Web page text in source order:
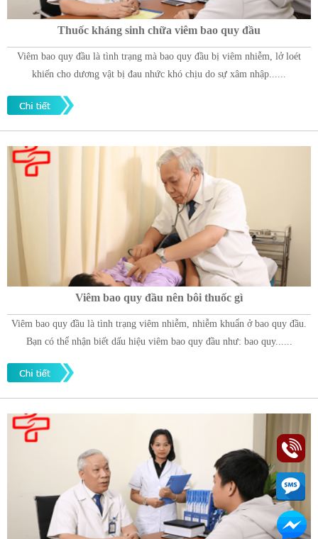
Thuốc kháng sinh chữa viêm bao quy đầu
Viêm bao quy đầu là tình trạng mà bao quy đầu bị viêm nhiễm, lở loét
khiến cho dương vật bị đau nhức khó chịu do sự xâm nhập......
Viêm bao quy đầu nên bôi thuốc gì
Viêm bao quy đầu là tình trạng viêm nhiễm, nhiễm khuẩn ở bao quy đầu.
Bạn có thể nhận biết dấu hiệu viêm bao quy đầu như: bao quy......